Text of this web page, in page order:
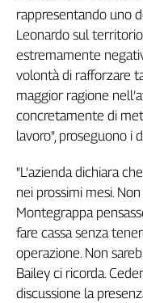
120
anni
Cgil
Collettiva
Academy
Collettiva
Play
Collettiva
Talk
La
settimana
Collettiva
Girasoli
rappresentando uno
Leonardo sul
estremamente
volontà di rafforzare
maggior ragione
concretamente di
lavoro", proseguono i
"L’azienda dichiara
nei prossimi mesi.
Montegrappa
fare cassa senza
operazione. Non
Bailey ci ricorda.
discussione la